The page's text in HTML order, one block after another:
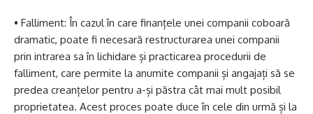
• Falliment: În cazul în care finanțele unei companii coboară
dramatic, poate fi necesară restructurarea unei companii
prin intrarea sa în lichidare și practicarea procedurii de
falliment, care permite la anumite companii și angajați să se
predea creanțelor pentru a-și păstra cât mai mult posibil
proprietatea. Acest proces poate duce în cele din urmă și la